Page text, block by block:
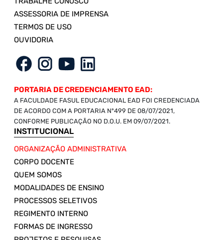
ASSESSORIA DE IMPRENSA
TERMOS DE USO
OUVIDORIA
PORTARIA DE CREDENCIAMENTO EAD:
A FACULDADE FASUL EDUCACIONAL EAD FOI CREDENCIADA
DE ACORDO COM A PORTARIA Nº499 DE 08/07/2021,
CONFORME PUBLICAÇÃO NO D.O.U. EM 09/07/2021.
INSTITUCIONAL
ORGANIZAÇÃO ADMINISTRATIVA
CORPO DOCENTE
QUEM SOMOS
MODALIDADES DE ENSINO
PROCESSOS SELETIVOS
REGIMENTO INTERNO
FORMAS DE INGRESSO